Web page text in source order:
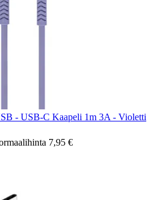
- USB-C Kaapeli 1m 3A - Violetti
7,95 €